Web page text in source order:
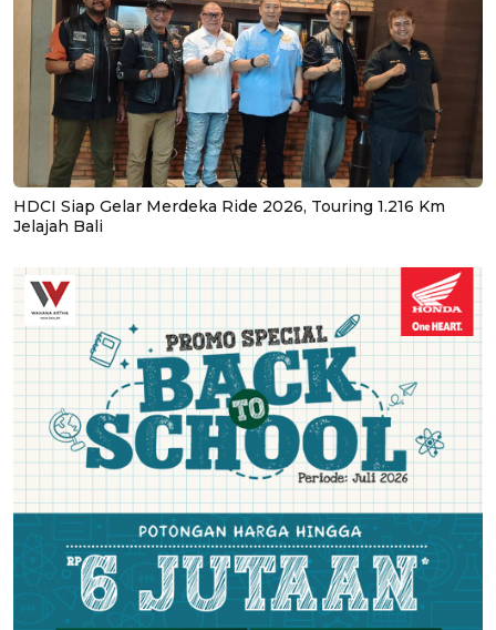
HDCI Siap Gelar Merdeka Ride 2026, Touring 1.216 Km
Jelajah Bali